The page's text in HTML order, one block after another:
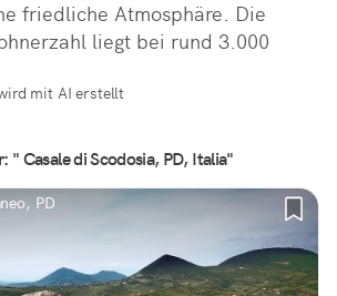
friedliche Atmosphäre. Die
liegt bei rund 3.000
mit AI erstellt
" Casale di Scodosia, PD, Italia"
PD